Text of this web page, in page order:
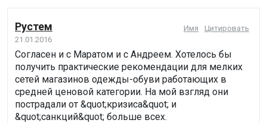
Рустем
21.01.2016
Имя Цитировать
Согласен и с Маратом и с Андреем. Хотелось бы
получить практические рекомендации для мелких
сетей магазинов одежды-обуви работающих в
средней ценовой категории. На мой взгляд они
пострадали от &quot;кризиса&quot; и
&quot;санкций&quot; больше всех.